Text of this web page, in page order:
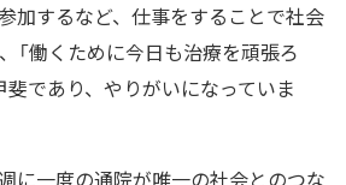
加するなど、仕事をすることで社会
「働くために今日も治療を頑張ろ
斐であり、やりがいになっていま
に一度の通院が唯一の社会とのつな